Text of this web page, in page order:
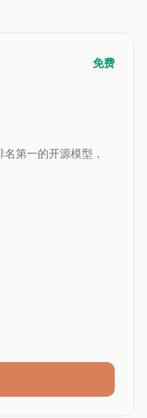
免费
第一的开源模型，